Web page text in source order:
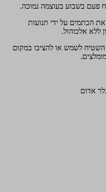
פעם בשבוע בעוצמה נמוכה.
הכתמים על ידי תנועות
ללא אלכוהול.
השטיח לשמש או להציבו במקום